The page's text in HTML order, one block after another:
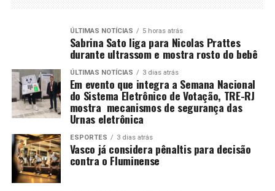
ÚLTIMAS NOTÍCIAS 5 horas atrás
Sabrina Sato liga para Nicolas Prattes
durante ultrassom e mostra rosto do bebê
ÚLTIMAS NOTÍCIAS 3 dias atrás
Em evento que integra a Semana Nacional
do Sistema Eletrônico de Votação, TRE-RJ
mostra mecanismos de segurança das
Urnas eletrônica
ESPORTES 3 dias atrás
Vasco já considera pênaltis para decisão
contra o Fluminense